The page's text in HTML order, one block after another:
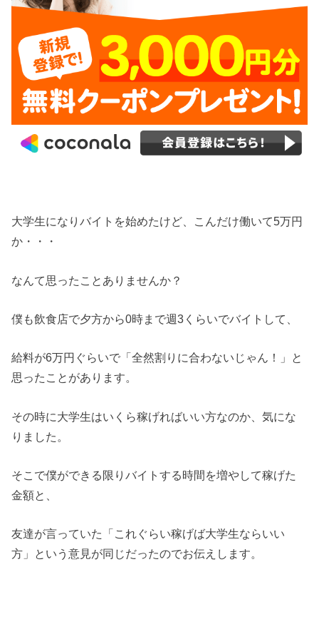
大学生になりバイトを始めたけど、こんだけ働いて5万円
か・・・
なんて思ったことありませんか？
僕も飲食店で夕方から0時まで週3くらいでバイトして、
給料が6万円ぐらいで「全然割りに合わないじゃん！」と
思ったことがあります。
その時に大学生はいくら稼げればいい方なのか、気にな
りました。
そこで僕ができる限りバイトする時間を増やして稼げた
金額と、
友達が言っていた「これぐらい稼げば大学生ならいい
方」という意見が同じだったのでお伝えします。